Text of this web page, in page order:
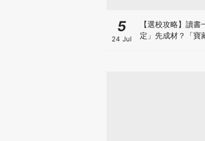
5
24 Jul
【選校攻略】讀
定」先成材？「寶